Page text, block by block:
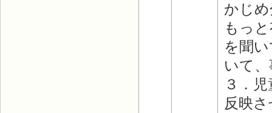
かじ
もっ
を聞
いて
３．
反映